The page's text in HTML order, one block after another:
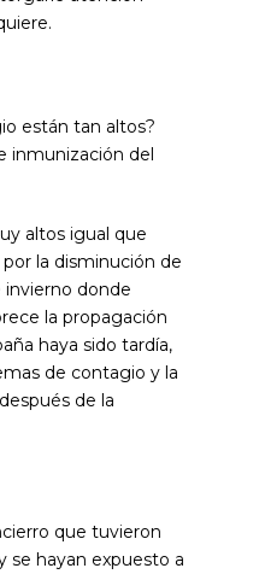
están tan altos?
inmunización del
altos igual que
la disminución de
invierno donde
la propagación
haya sido tardía,
de contagio y la
de la
que tuvieron
se hayan expuesto a